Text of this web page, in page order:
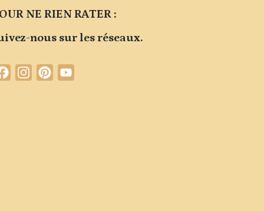
NE RIEN RATER :
nous sur les réseaux.
FacebookInstagramPinterest